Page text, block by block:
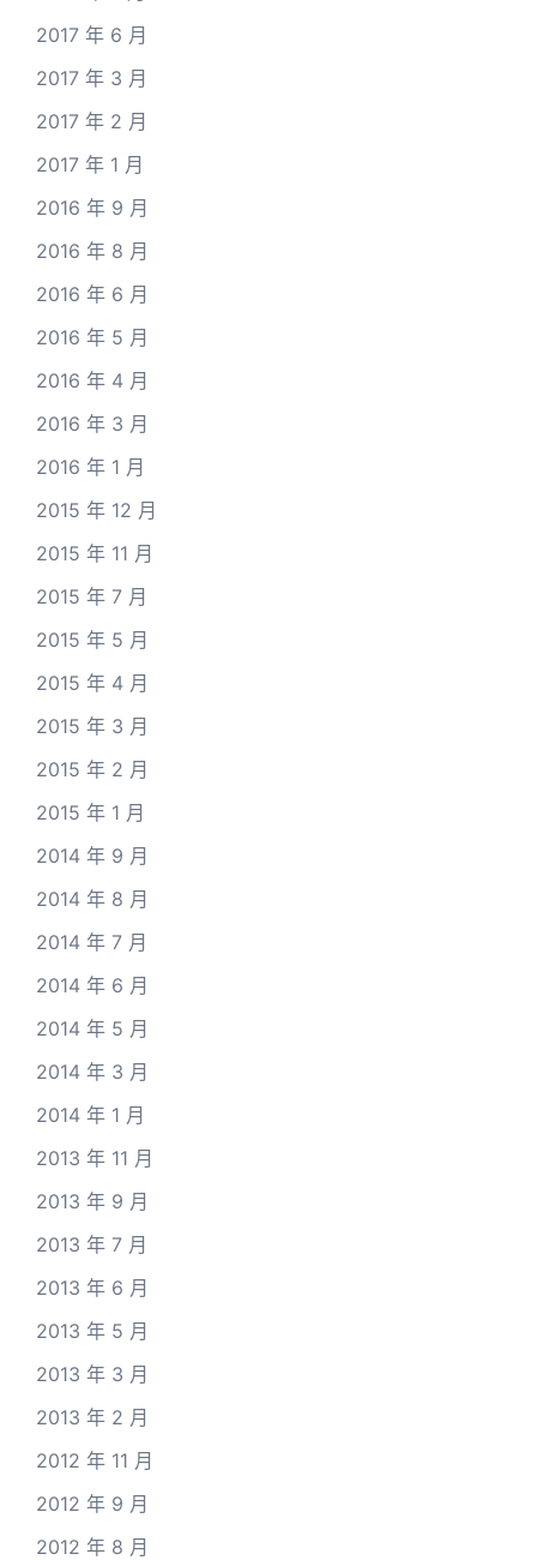
2017 年 6 月
2017 年 3 月
2017 年 2 月
2017 年 1 月
2016 年 9 月
2016 年 8 月
2016 年 6 月
2016 年 5 月
2016 年 4 月
2016 年 3 月
2016 年 1 月
2015 年 12 月
2015 年 11 月
2015 年 7 月
2015 年 5 月
2015 年 4 月
2015 年 3 月
2015 年 2 月
2015 年 1 月
2014 年 9 月
2014 年 8 月
2014 年 7 月
2014 年 6 月
2014 年 5 月
2014 年 3 月
2014 年 1 月
2013 年 11 月
2013 年 9 月
2013 年 7 月
2013 年 6 月
2013 年 5 月
2013 年 3 月
2013 年 2 月
2012 年 11 月
2012 年 9 月
2012 年 8 月